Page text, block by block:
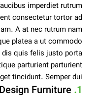
imperdiet rutrum
consectetur tortor ad
A at nec rutrum nam
platea a ut commodo
quis felis justo porta
parturient parturient
tincidunt. Semper dui.
1.